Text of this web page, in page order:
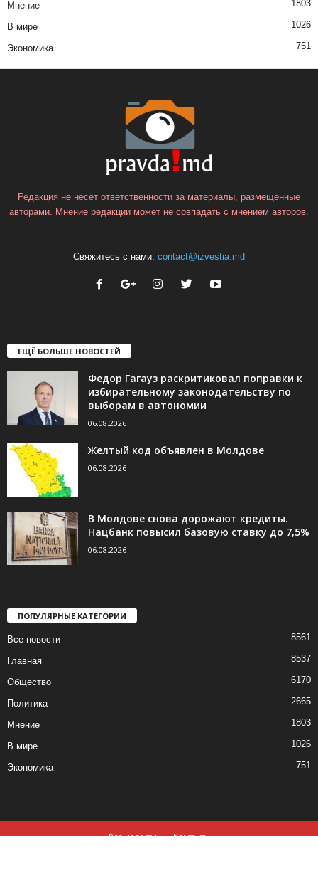
Мнение 1803
В мире 1026
Экономика 751
Редакция не несёт ответственности за материалы, размещённые
авторами. Мнение редакции может не совпадать с мнением авторов.
Свяжитесь с нами: contact@izvestia.md
ЕЩЁ БОЛЬШЕ НОВОСТЕЙ
Федор Гагауз раскритиковал поправки к
избирательному законодательству по
выборам в автономии
06.08.2026
Желтый код объявлен в Молдове
06.08.2026
В Молдове снова дорожают кредиты.
Нацбанк повысил базовую ставку до 7,5%
06.08.2026
ПОПУЛЯРНЫЕ КАТЕГОРИИ
Все новости 8561
Главная 8537
Общество 6170
Политика 2665
Мнение 1803
В мире 1026
Экономика 751
Все новости
Контакты